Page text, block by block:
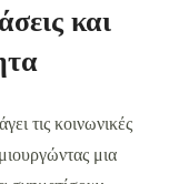
και
τις κοινωνικές
μια